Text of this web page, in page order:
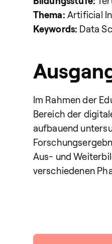
Thema: Artificial
Keywords: Data
Im Rahmen der
Bereich der
aufbauend
Aus- und
verschiedenen